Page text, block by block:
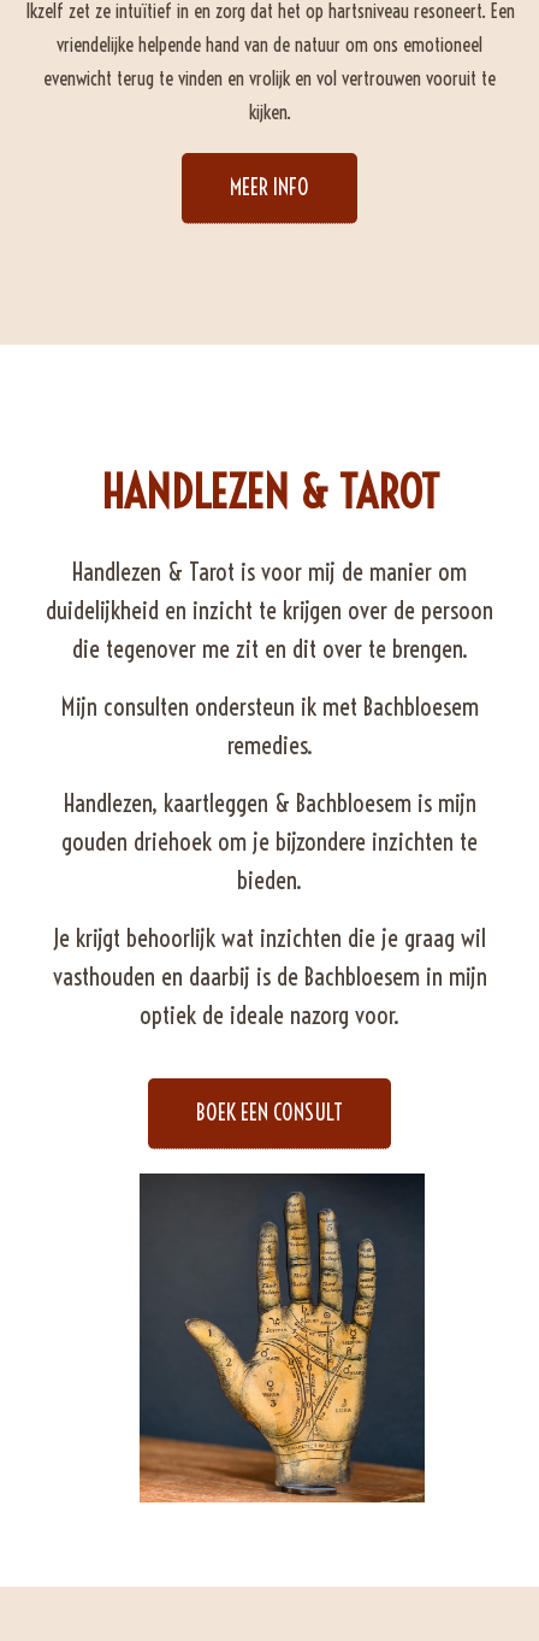
Ikzelf zet ze intuïtief in en zorg dat het op hartsniveau resoneert. Een
vriendelijke helpende hand van de natuur om ons emotioneel
evenwicht terug te vinden en vrolijk en vol vertrouwen vooruit te
kijken.
MEER INFO
HANDLEZEN & TAROT
Handlezen & Tarot is voor mij de manier om
duidelijkheid en inzicht te krijgen over de persoon
die tegenover me zit en dit over te brengen.
Mijn consulten ondersteun ik met Bachbloesem
remedies.
Handlezen, kaartleggen & Bachbloesem is mijn
gouden driehoek om je bijzondere inzichten te
bieden.
Je krijgt behoorlijk wat inzichten die je graag wil
vasthouden en daarbij is de Bachbloesem in mijn
optiek de ideale nazorg voor.
BOEK EEN CONSULT